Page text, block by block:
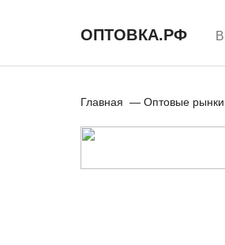
ОПТОВКА.РФ
Строка
навигации
Главная Оптовые рынки